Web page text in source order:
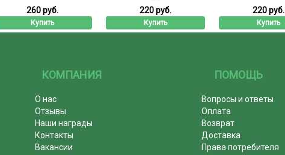
260 руб.
Купить
220 руб.
Купить
220 руб.
Купить
КОМПАНИЯ
О нас
Отзывы
Наши награды
Контакты
Вакансии
ПОМОЩЬ
Вопросы и ответы
Оплата
Возврат
Доставка
Права потребителя